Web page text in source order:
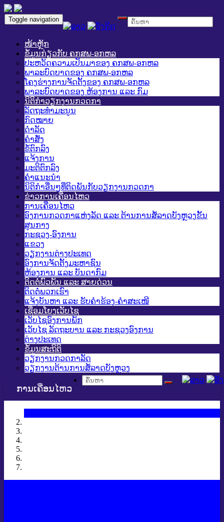
Toggle navigation
ໜ້າຫຼັກ
ຂໍ້ມູນກ່ຽວກັບ ຄກສພ-ອກຫລ
ປະຫວັດຄວາມເປັນມາຂອງ ຄກສພ-ອກຫລ
ພາລະບົດບາດຂອງ ຄກສພ-ອກຫລ
ໂຄງຮ່າງການຈັດຕັ້ງຂອງ ຄກສພ-ອກຫລ
ພາລະບົດບາດຂອງ ຫ້ອງການ ແລະ ກົມ
ນິຕິກໍາວຽກງານກວດກາ
ລັດຖະທໍາມະນູນ
ກົດໝາຍ
ດໍາລັດ
ຄໍາສັ່ງ
ຂໍ້ຕົກລົງ
ແຈ້ງການ
ມະຕິຕົກລົງ
ຄໍາແນະນໍາ
ນິຕິກໍາອື່ນໆທີ່ຕິດພັນກັບວຽກງານກວດກາ
ຂ່າວການເຄື່ອນໄຫວ
ການເຄື່ອນໄຫວ
ອົງການກວດກາແຫ່ງລັດ ແລະ ຕ້ານການສໍ້ລາດບັງຫຼວງຂັ້ນ
ສູນກາງ
ກະຊວງ-ອົງການ
ແຂວງ
ວຽກງານຕ່າງປະເທດ
ອົງການຈັດຕັ້ງມະຫາຊົນ
ຫ້ອງການ ແລະ ບັນດາກົມ
ຕິດຕໍ່ພົວພັນ ແລະ ສາຍດ່ວນ
ຕິດຕໍ່ພວກເຮົາ
ແຈ້ງບັນຫາ ແລະ ຮັບຄໍາຮ້ອງ-ຄໍາສະເໜີ
ເຊື່ອມໂຍງເວັບໄຊ
ເວັບໄຊອົງການພັກ
ເວັບໄຊ ລັດຖະບານ ແລະ ກະຊວງອົງການ
ຕ່າງປະເທດ
ຂໍ້ມູນສະຖິຕິ
ວຽກງານກວດກາລັດ
ວຽກງານຕ້ານການສໍ້ລາດບັງຫຼວງ
ການເຄື່ອນໄຫວ